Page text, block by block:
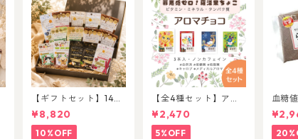
【ギフトセット】14種
ご褒美アソートセット
¥8,820
10%OFF
【全4種セット】アロ
マチョコ３本入
¥2,470
5%OFF
血糖
リー0
改善
漢果